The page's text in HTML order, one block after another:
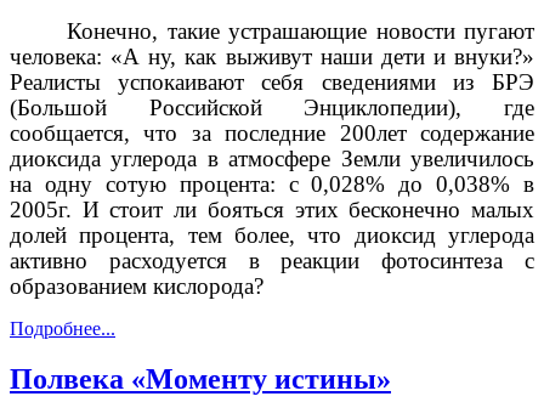
Конечно, такие устрашающие новости пугают
человека: «А ну, как выживут наши дети и внуки?»
Реалисты успокаивают себя сведениями из БРЭ
(Большой Российской Энциклопедии), где
сообщается, что за последние 200лет содержание
диоксида углерода в атмосфере Земли увеличилось
на одну сотую процента: с 0,028% до 0,038% в
2005г. И стоит ли бояться этих бесконечно малых
долей процента, тем более, что диоксид углерода
активно расходуется в реакции фотосинтеза с
образованием кислорода?
Подробнее...
Полвека «Моменту истины»